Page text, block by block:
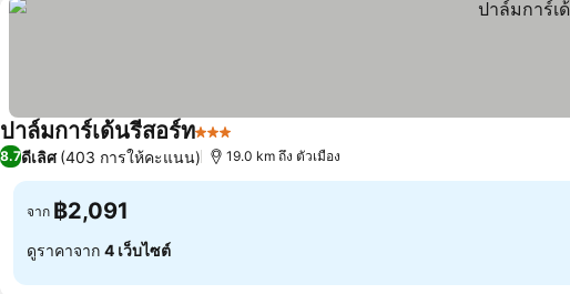
ปาล์มการ์เด้นรีสอร์ท3 ดาว
8.7ดีเลิศ (403 การให้คะแนน) 19.0 km ถึง ตัวเมือง
จาก ฿2,091
ดูราคาจาก 4 เว็บไซต์